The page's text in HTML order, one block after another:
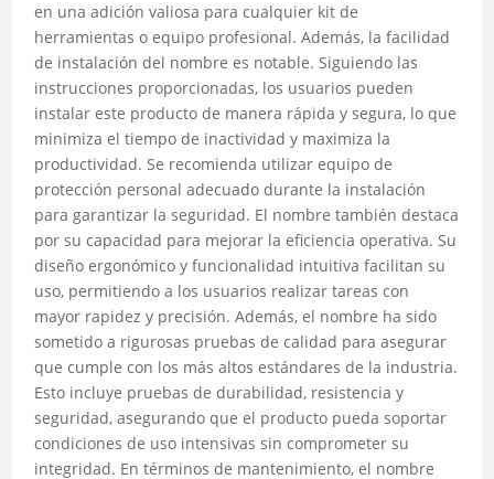
en una adición valiosa para cualquier kit de
herramientas o equipo profesional. Además, la facilidad
de instalación del nombre es notable. Siguiendo las
instrucciones proporcionadas, los usuarios pueden
instalar este producto de manera rápida y segura, lo que
minimiza el tiempo de inactividad y maximiza la
productividad. Se recomienda utilizar equipo de
protección personal adecuado durante la instalación
para garantizar la seguridad. El nombre también destaca
por su capacidad para mejorar la eficiencia operativa. Su
diseño ergonómico y funcionalidad intuitiva facilitan su
uso, permitiendo a los usuarios realizar tareas con
mayor rapidez y precisión. Además, el nombre ha sido
sometido a rigurosas pruebas de calidad para asegurar
que cumple con los más altos estándares de la industria.
Esto incluye pruebas de durabilidad, resistencia y
seguridad, asegurando que el producto pueda soportar
condiciones de uso intensivas sin comprometer su
integridad. En términos de mantenimiento, el nombre